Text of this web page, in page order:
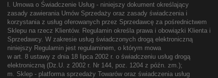
l. Umowa o Świadczenie Usług - niniejszy dokument określający
zasady zawierania Umów Sprzedaży oraz zasady świadczenia i
korzystania z usług oferowanych przez Sprzedawcę za pośrednictwem
Sklepu na rzecz Klientów. Regulamin określa prawa i obowiązki Klienta i
Sprzedawcy. W zakresie usług świadczonych drogą elektroniczną
niniejszy Regulamin jest regulaminem, o którym mowa
w art. 8 ustawy z dnia 18 lipca 2002 r. o świadczeniu usług drogą
elektroniczną (Dz.U. z 2002 r. Nr 144, poz. 1204 z późn. zm.);
m. Sklep - platforma sprzedaży Towarów oraz świadczenia usług